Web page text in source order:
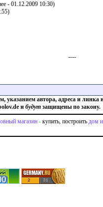
- 01.12.2009 10:30)
----
указанием автора, адреса и линка
и будут защищены по закону.
магазин - купить, построить дом